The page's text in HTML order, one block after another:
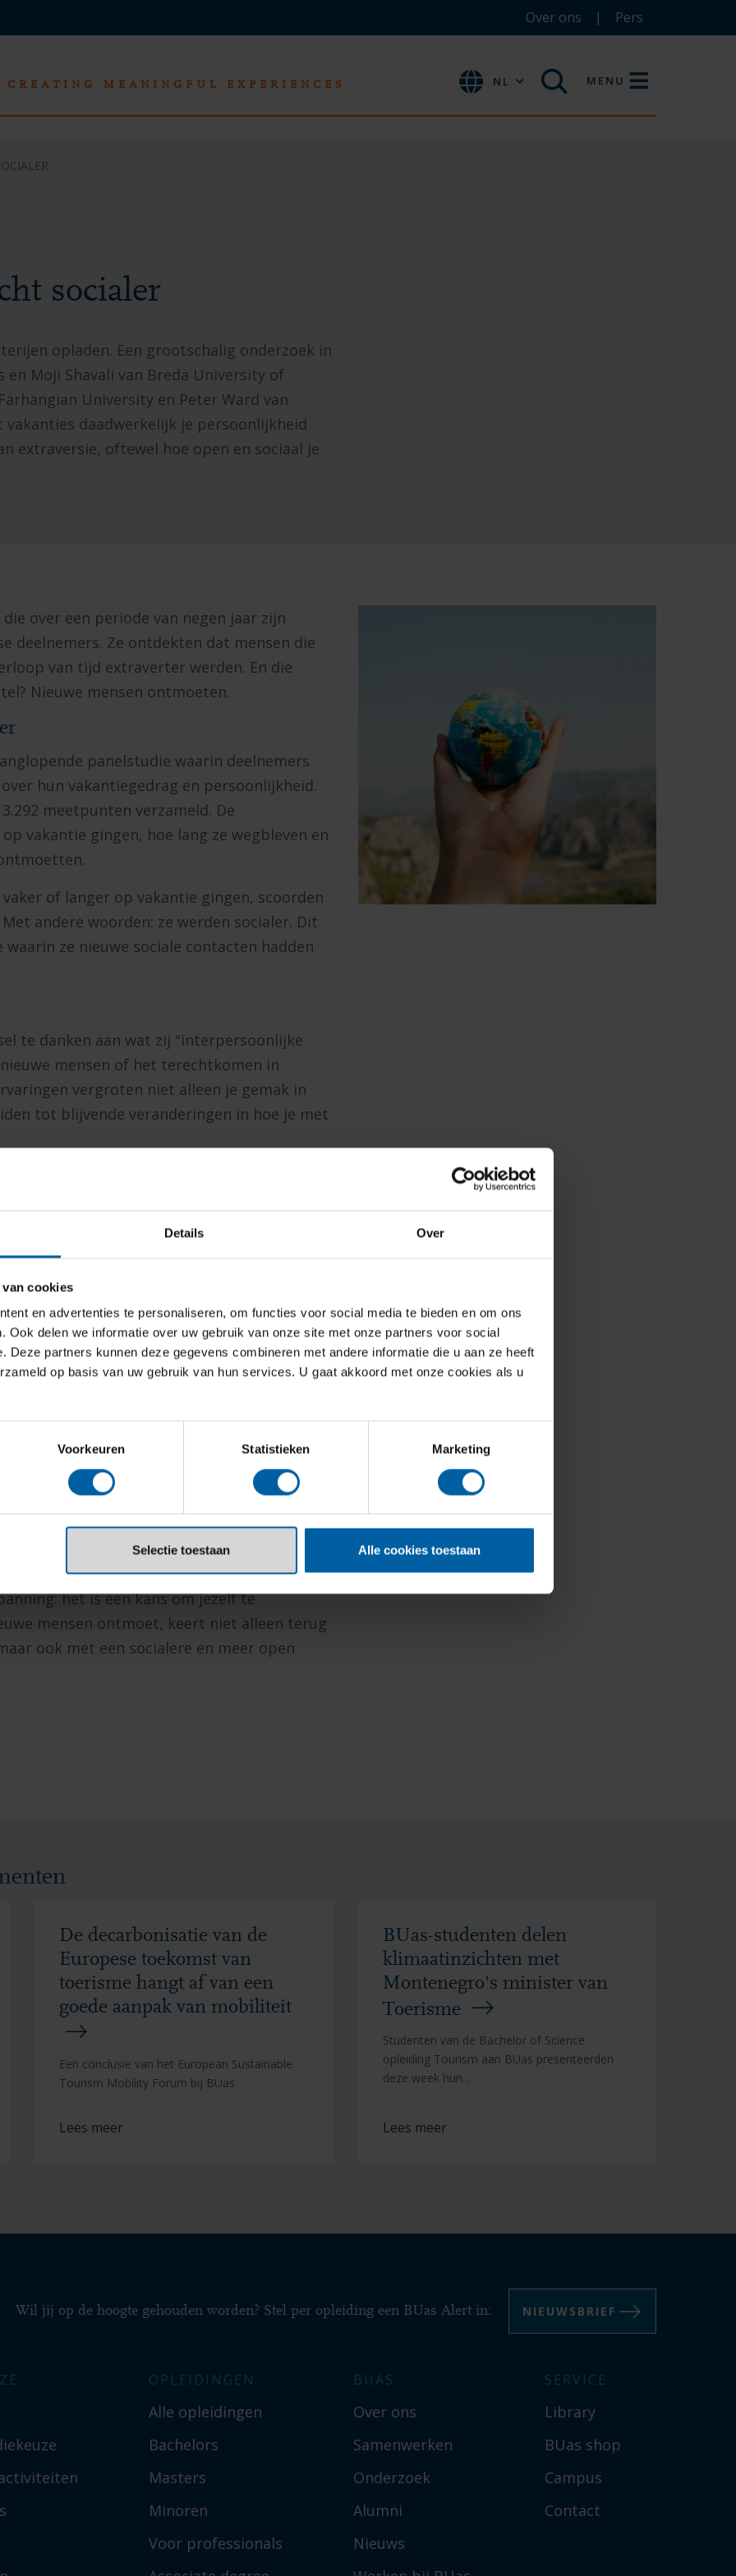
Details Over
cookies
en advertenties te personaliseren, om functies voor social media te bieden en om ons
Ook delen we informatie over uw gebruik van onze site met onze partners voor social
Deze partners kunnen deze gegevens combineren met andere informatie die u aan ze heeft
op basis van uw gebruik van hun services. U gaat akkoord met onze cookies als u
Voorkeuren Statistieken Marketing
Selectie toestaan Alle cookies toestaan
Over ons Pers
CREATING MEANINGFUL EXPERIENCES NL MENU
socialer
opladen. Een grootschalig onderzoek in
Moji Shavali van Breda University of
University en Peter Ward van
daadwerkelijk je persoonlijkheid
extraversie, oftewel hoe open en sociaal je
over een periode van negen jaar zijn
deelnemers. Ze ontdekten dat mensen die
van tijd extraverter werden. En die
Nieuwe mensen ontmoeten.
panelstudie waarin deelnemers
hun vakantiegedrag en persoonlijkheid.
meetpunten verzameld. De
vakantie gingen, hoe lang ze wegbleven en
of langer op vakantie gingen, scoorden
andere woorden: ze werden socialer. Dit
ze nieuwe sociale contacten hadden
te danken aan wat zij "interpersoonlijke
mensen of het terechtkomen in
vergroten niet alleen je gemak in
tot blijvende veranderingen in hoe je met
die suggereren dat persoonlijkheid
Levensgebeurtenissen zoals een nieuwe
een uitwisselingsprogramma kunnen
onderzoek toont aan dat ook
groei kunnen zijn.
voor de reisindustrie. Reisorganisaties en
stimuleren, bijvoorbeeld via
kunnen bijdragen aan de persoonlijke
hun bevindingen voorlopig zijn en
stellen ze dat verder onderzoek
houdt deze verandering aan? En bij wie is
het is een kans om jezelf te
mensen ontmoet, keert niet alleen terug
ook met een socialere en meer open
De decarbonisatie van de
Europese toekomst van
toerisme hangt af van een
goede aanpak van mobiliteit
Een conclusie van het European Sustainable
Tourism Mobility Forum bij BUas
Lees meer
BUas-studenten delen
klimaatinzichten met
Montenegro's minister van
Toerisme
Studenten van de Bachelor of Science
opleiding Tourism aan BUas presenteerden
deze week hun...
Lees meer
Wil jij op de hoogte gehouden worden? Stel per opleiding een BUas Alert in: NIEUWSBRIEF
OPLEIDINGEN
Alle opleidingen
Bachelors
Masters
Minoren
Voor professionals
BUAS
Over ons
Samenwerken
Onderzoek
Alumni
Nieuws
SERVICE
Library
BUas shop
Campus
Contact